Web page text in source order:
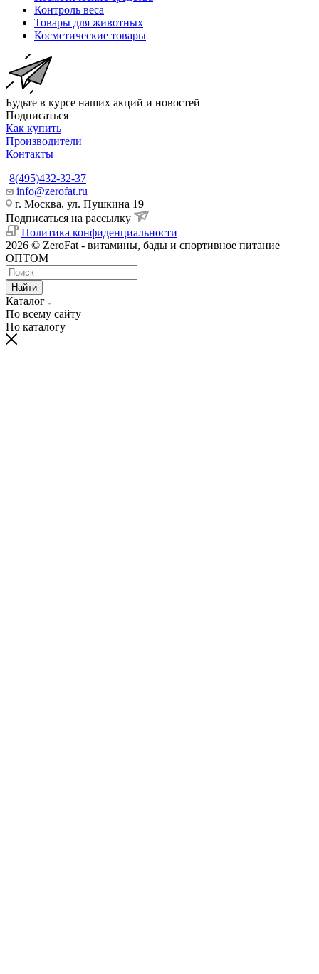
Контроль веса
Товары для животных
Косметические товары
Будьте в курсе наших акций и новостей
Подписаться
Как купить
Производители
Контакты
8(495)432-32-37
info@zerofat.ru
г. Москва, ул. Пушкина 19
Подписаться на рассылку
Политика конфиденциальности
2026 © ZeroFat - витамины, бады и спортивное питание
ОПТОМ
Найти
Каталог
По всему сайту
По каталогу